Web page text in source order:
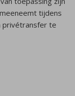
tijdens
privétransfer te